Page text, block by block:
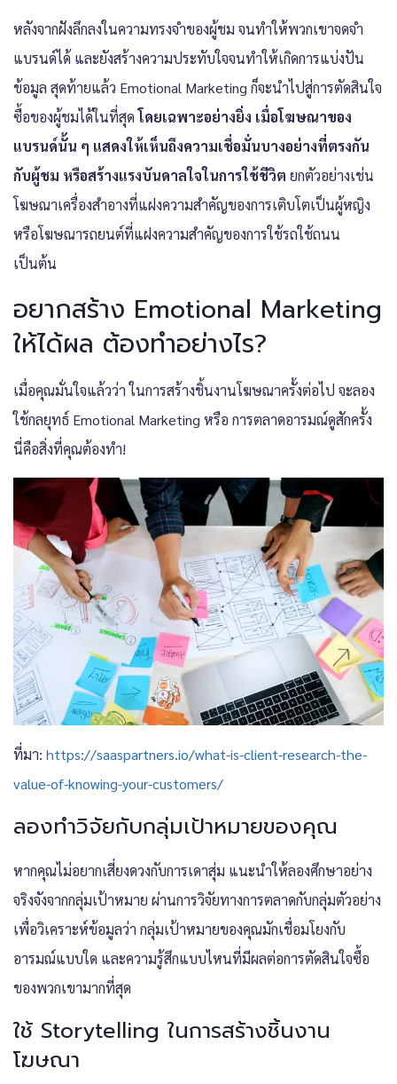
หลังจากฝังลึกลงในความทรงจำของผู้ชม จนทำให้พวกเขาจดจำ
แบรนด์ได้ และยังสร้างความประทับใจจนทำให้เกิดการแบ่งปัน
ข้อมูล สุดท้ายแล้ว Emotional Marketing ก็จะนำไปสู่การตัดสินใจ
ซื้อของผู้ชมได้ในที่สุด โดยเฉพาะอย่างยิ่ง เมื่อโฆษณาของ
แบรนด์นั้น ๆ แสดงให้เห็นถึงความเชื่อมั่นบางอย่างที่ตรงกัน
กับผู้ชม หรือสร้างแรงบันดาลใจในการใช้ชีวิต ยกตัวอย่างเช่น
โฆษณาเครื่องสำอางที่แฝงความสำคัญของการเติบโตเป็นผู้หญิง
หรือโฆษณารถยนต์ที่แฝงความสำคัญของการใช้รถใช้ถนน
เป็นต้น
อยากสร้าง Emotional Marketing
ให้ได้ผล ต้องทำอย่างไร?
เมื่อคุณมั่นใจแล้วว่า ในการสร้างชิ้นงานโฆษณาครั้งต่อไป จะลอง
ใช้กลยุทธ์ Emotional Marketing หรือ การตลาดอารมณ์ดูสักครั้ง
นี่คือสิ่งที่คุณต้องทำ!
ที่มา: https://saaspartners.io/what-is-client-research-the-
value-of-knowing-your-customers/
ลองทำวิจัยกับกลุ่มเป้าหมายของคุณ
หากคุณไม่อยากเสี่ยงดวงกับการเดาสุ่ม แนะนำให้ลองศึกษาอย่าง
จริงจังจากกลุ่มเป้าหมาย ผ่านการวิจัยทางการตลาดกับกลุ่มตัวอย่าง
เพื่อวิเคราะห์ข้อมูลว่า กลุ่มเป้าหมายของคุณมักเชื่อมโยงกับ
อารมณ์แบบใด และความรู้สึกแบบไหนที่มีผลต่อการตัดสินใจซื้อ
ของพวกเขามากที่สุด
ใช้ Storytelling ในการสร้างชิ้นงาน
โฆษณา